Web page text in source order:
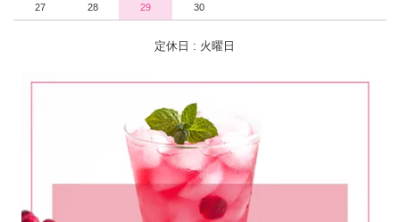
27 28 29 30
定休日 : 火曜日